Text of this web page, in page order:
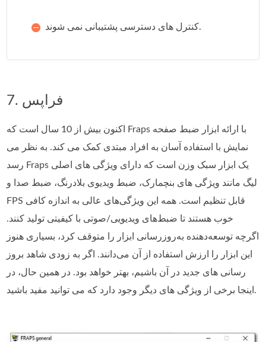
کنترل های دسترسی پشتیبانی نمی شوند.
7. فراپس
اکنون بیش از 10 سال است که Fraps با ارائه ابزار ضبط صفحه
نمایش با استفاده آسان به افراد مبتدی کمک می کند. به نظر می
رسد Fraps یک ابزار سبک وزن است که دارای ویژگی های اصلی
لیگ مانند ویژگی های بنچمارک، ضبط ویدیوی بلادرنگ، ضبط صدا و
FPS قابل تنظیم است. همه این ویژگی‌های عالی به اندازه کافی
خوب هستند تا ضبط‌های ویدیویی/صوتی با کیفیتی تولید کنند.
اگرچه توسعه‌دهنده به‌روزرسانی ابزار را متوقف کرد، بسیاری هنوز
این ابزار را ارزش استفاده از آن می‌دانند. اگر به زودی شاهد بروز
رسانی های جدید در آن باشیم، بهتر خواهد بود. در همین حال، در
اینجا برخی از ویژگی های دیگر وجود دارد که می توانید مفید باشید.